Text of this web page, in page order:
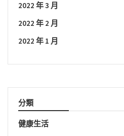
2022 年 3 月
2022 年 2 月
2022 年 1 月
分類
健康生活